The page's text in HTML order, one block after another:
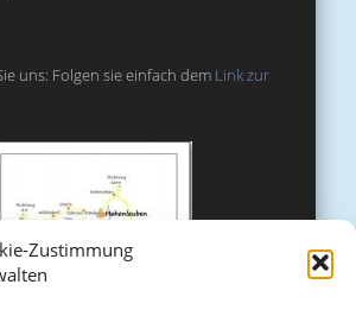
Zustimmung
uns: Folgen sie einfach dem Link zur